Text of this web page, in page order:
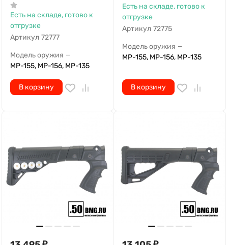
Есть на складе, готово к
отгрузке
Артикул 72777
Модель оружия —
МР-155, МР-156, МР-135
В корзину
Есть на складе, готово к
отгрузке
Артикул 72775
Модель оружия —
МР-155, МР-156, МР-135
В корзину